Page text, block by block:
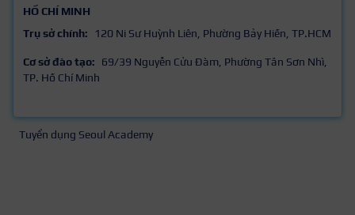
HỒ CHÍ MINH
Trụ sở chính:
120 Ni Sư Huỳnh Liên, Phường Bảy Hiền, TP.HCM
Cơ sở đào tạo:
69/39 Nguyễn Cửu Đàm, Phường Tân Sơn Nhì,
TP. Hồ Chí Minh
Tuyển dụng Seoul Academy